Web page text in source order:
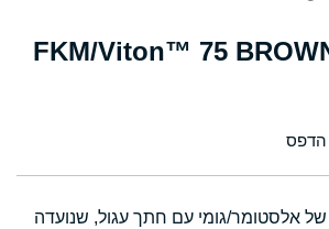
31.00×3.00 FKM/Viton™ 75
של אלסטומר/גומי עם חתך עגול, שנועדה